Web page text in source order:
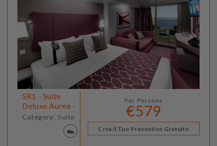
SR1 - Suite
Deluxe Aurea -
Category: Suite
Per Persona
€579
Crea il Tuo Preventivo Gratuito